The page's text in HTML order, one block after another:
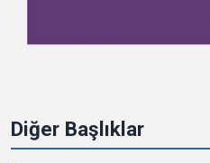
Diğer Başlıklar